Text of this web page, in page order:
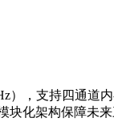
），支持四通道
化架构保障未